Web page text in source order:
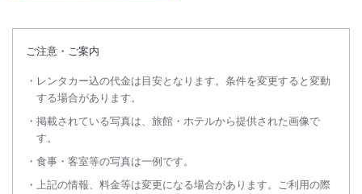
ご注意・ご案内
レンタカー込の代金は目安となります。条件を変更すると変動
する場合があります。
掲載されている写真は、旅館・ホテルから提供された画像で
す。
食事・客室等の写真は一例です。
上記の情報、料金等は変更になる場合があります。ご利用の際